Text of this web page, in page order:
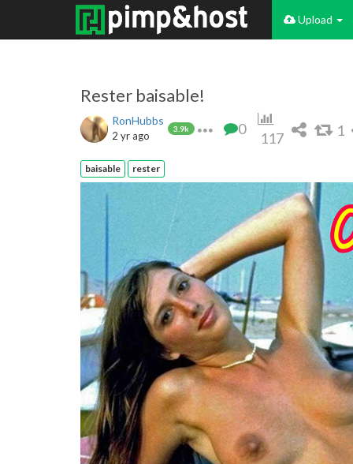
Upload
Rester baisable!
RonHubbs
3.9k
2 yr ago 0
117 1
baisable rester